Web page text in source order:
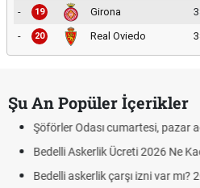
-
19 Girona
-
20 Real Oviedo
Şu An Popüler İçerikler
cumartesi, pazar açık mı? 2026
Ücreti 2026 Ne Kadar? Zam mı
çarşı izni var mı? 2026 ziyaret var